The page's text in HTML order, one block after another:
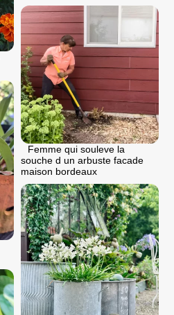
Femme qui souleve la
souche d un arbuste facade
maison bordeaux